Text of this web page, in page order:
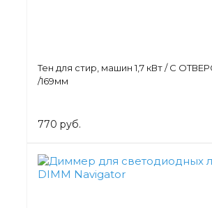
Тен для стир, машин 1,7 кВт / С
/169мм
770 руб.